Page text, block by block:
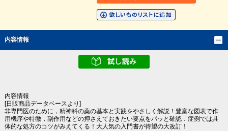
内容情報
内容情報
[日販商品データベースより]
非専門医のために，精神科の薬の基本と実践をやさしく解説！豊富な図表で作
用機序や特徴，副作用などの押さえておきたい要点をパッと確認．症例では具
体的な処方のコツがみえてくる！大人気の入門書が待望の大改訂！